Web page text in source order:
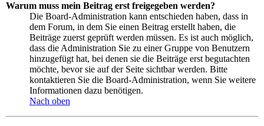
Warum muss mein Beitrag erst freigegeben werden?
Die Board-Administration kann entschieden haben, dass in
dem Forum, in dem Sie einen Beitrag erstellt haben, die
Beiträge zuerst geprüft werden müssen. Es ist auch möglich,
dass die Administration Sie zu einer Gruppe von Benutzern
hinzugefügt hat, bei denen sie die Beiträge erst begutachten
möchte, bevor sie auf der Seite sichtbar werden. Bitte
kontaktieren Sie die Board-Administration, wenn Sie weitere
Informationen dazu benötigen.
Nach oben